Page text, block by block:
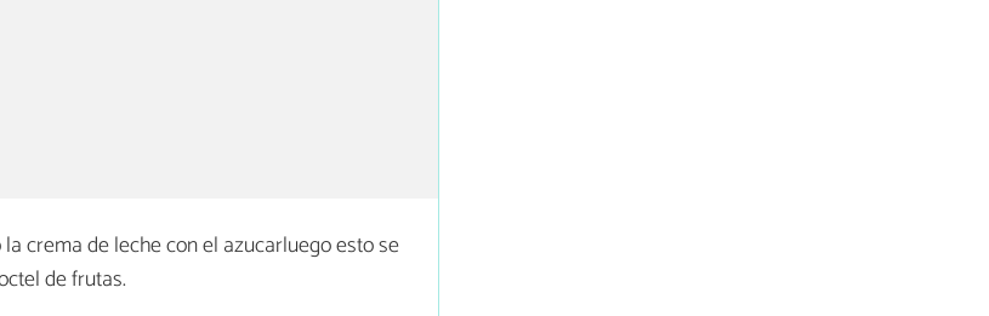
crema de leche con el azucarluego esto se
de frutas.